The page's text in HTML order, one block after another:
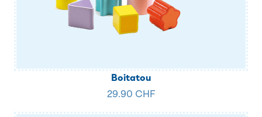
Boitatou
29.90 CHF